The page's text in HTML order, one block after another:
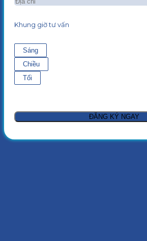
Khung giờ tư vấn
Sáng
Chiều
Tối